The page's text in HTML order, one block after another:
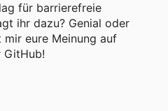
für barrierefreie
ihr dazu? Genial oder
eure Meinung auf
GitHub!